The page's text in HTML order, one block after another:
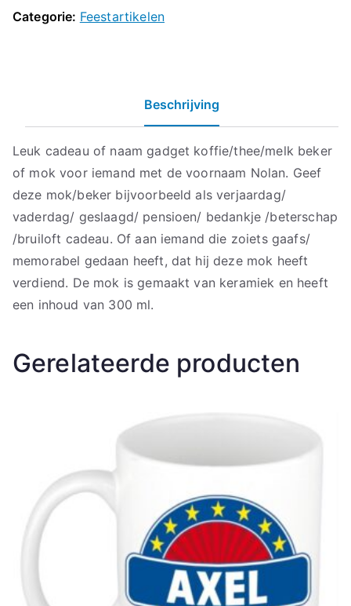
Categorie: Feestartikelen
Beschrijving
Leuk cadeau of naam gadget koffie/thee/melk beker
of mok voor iemand met de voornaam Nolan. Geef
deze mok/beker bijvoorbeeld als verjaardag/
vaderdag/ geslaagd/ pensioen/ bedankje /beterschap
/bruiloft cadeau. Of aan iemand die zoiets gaafs/
memorabel gedaan heeft, dat hij deze mok heeft
verdiend. De mok is gemaakt van keramiek en heeft
een inhoud van 300 ml.
Gerelateerde producten